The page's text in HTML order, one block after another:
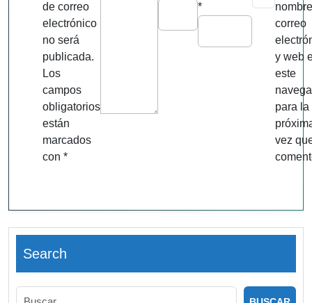
de correo
electrónico
no será
publicada.
Los
campos
obligatorios
están
marcados
con *
*
correo
y web
este
para la
vez
Search